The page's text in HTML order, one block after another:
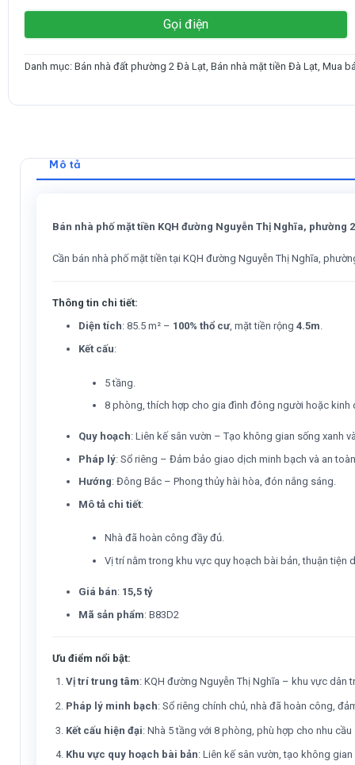
Gọi điện
Danh mục:Bán nhà đất phường 2 Đà Lạt ,Bán nhà mặt tiền Đà Lạt ,Mua
Mô tả
Bán nhà phố mặt tiền KQH đường Nguyễn Thị Nghĩa,
Cần bán nhà phố mặt tiền tại KQH đường Nguyễn Thị Nghĩa,
Thông tin chi tiết:
Diện tích: 85.5 m² – 100% thổ cư, mặt tiền rộng4.5m.
Kết cấu:
5 tầng.
8 phòng, thích hợp cho gia đình đông người hoặc kinh
Quy hoạch: Liên kế sân vườn – Tạo không gian sống xanh
Pháp lý: Sổ riêng – Đảm bảo giao dịch minh bạch và an
Hướng: Đông Bắc – Phong thủy hài hòa, đón nắng sáng.
Mô tả chi tiết:
Nhà đã hoàn công đầy đủ.
Vị trí nằm trong khu vực quy hoạch bài bản, thuận
Giá bán: 15,5 tỷ
Mã sản phẩm: B83D2
Ưu điểm nổi bật:
Vị trí trung tâm: KQH đường Nguyễn Thị Nghĩa – khu vực dân
Pháp lý minh bạch: Sổ riêng chính chủ, nhà đã hoàn công,
Kết cấu hiện đại: Nhà 5 tầng với 8 phòng, phù hợp cho nhu
Khu vực quy hoạch bài bản: Liên kế sân vườn, tạo không